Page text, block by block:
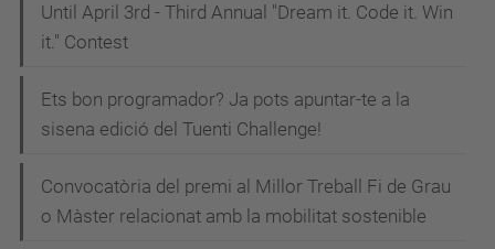
Until April 3rd - Third Annual "Dream it. Code it. Win
it." Contest
Ets bon programador? Ja pots apuntar-te a la
sisena edició del Tuenti Challenge!
Convocatòria del premi al Millor Treball Fi de Grau
o Màster relacionat amb la mobilitat sostenible